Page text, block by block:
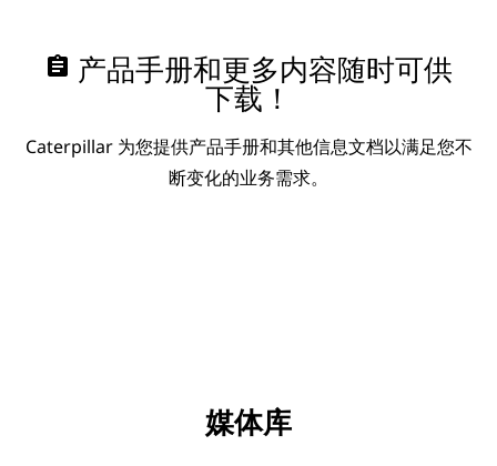
assignment 产品手册和更多内容随时可供
下载！
Caterpillar 为您提供产品手册和其他信息文档以满足您不
断变化的业务需求。
媒体库